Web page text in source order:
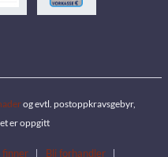
og evtl. postoppkravsgebyr,
er oppgitt
finner Bli forhandler